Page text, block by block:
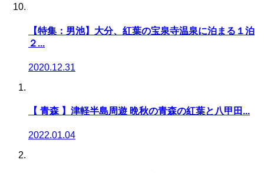
【特集：男池】大分、紅葉の宝泉寺温泉に泊まる１泊
２...
2020.12.31
【 青森 】津軽半島周遊 晩秋の青森の紅葉と八甲田...
2022.01.04